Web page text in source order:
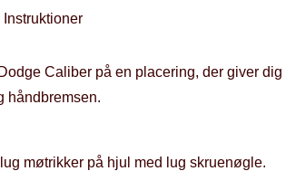
Caliber på en placering, der giver
håndbremsen.
møtrikker på hjul med lug skruenøgle.